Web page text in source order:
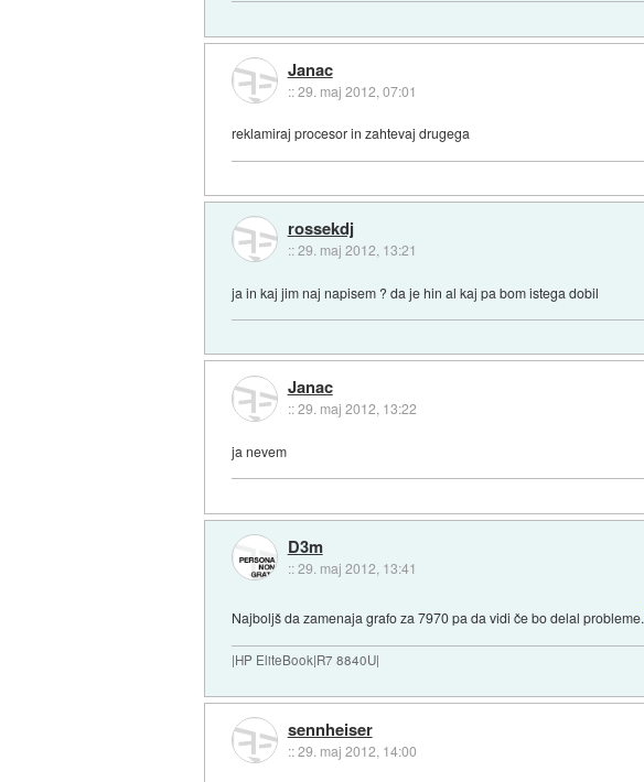
Janac
::29. maj 2012, 07:01
reklamiraj procesor in zahtevaj drugega
rossekdj
::29. maj 2012, 13:21
ja in kaj jim naj napisem ? da je hin al kaj pa bom istega dobil
Janac
::29. maj 2012, 13:22
ja nevem
D3m
::29. maj 2012, 13:41
Najboljš da zamenaja grafo za 7970 pa da vidi če bo delal probleme.
|HP EliteBook|R7 8840U|
sennheiser
::29. maj 2012, 14:00